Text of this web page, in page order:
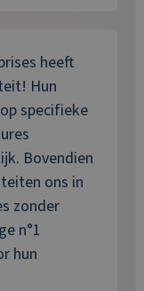
heeft
Hun
specifieke
Bovendien
ons in
zonder
n°1
hun